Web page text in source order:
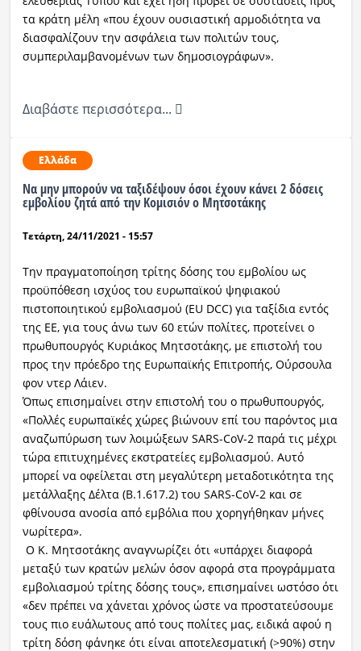
τα κράτη μέλη «που έχουν ουσιαστική αρμοδιότητα να
διασφαλίζουν την ασφάλεια των πολιτών τους,
συμπεριλαμβανομένων των δημοσιογράφων».
Διαβάστε περισσότερα...
Ελλάδα
Να μην μπορούν να ταξιδέψουν όσοι έχουν κάνει 2 δόσεις
εμβολίου ζητά από την Κομισιόν ο Μητσοτάκης
Τετάρτη, 24/11/2021 - 15:57
Την πραγματοποίηση τρίτης δόσης του εμβολίου ως
προϋπόθεση ισχύος του ευρωπαϊκού ψηφιακού
πιστοποιητικού εμβολιασμού (EU DCC) για ταξίδια εντός
της ΕΕ, για τους άνω των 60 ετών πολίτες, προτείνει ο
πρωθυπουργός Κυριάκος Μητσοτάκης, με επιστολή του
προς την πρόεδρο της Ευρωπαϊκής Επιτροπής, Ούρσουλα
φον ντερ Λάιεν.
Όπως επισημαίνει στην επιστολή του ο πρωθυπουργός,
«Πολλές ευρωπαϊκές χώρες βιώνουν επί του παρόντος μια
αναζωπύρωση των λοιμώξεων SARS-CoV-2 παρά τις μέχρι
τώρα επιτυχημένες εκστρατείες εμβολιασμού. Αυτό
μπορεί να οφείλεται στη μεγαλύτερη μεταδοτικότητα της
μετάλλαξης Δέλτα (B.1.617.2) του SARS-CoV-2 και σε
φθίνουσα ανοσία από εμβόλια που χορηγήθηκαν μήνες
νωρίτερα».
Ο Κ. Μητσοτάκης αναγνωρίζει ότι «υπάρχει διαφορά
μεταξύ των κρατών μελών όσον αφορά στα προγράμματα
εμβολιασμού τρίτης δόσης τους», επισημαίνει ωστόσο ότι
«δεν πρέπει να χάνεται χρόνος ώστε να προστατεύσουμε
τους πιο ευάλωτους από τους πολίτες μας, ειδικά αφού η
τρίτη δόση φάνηκε ότι είναι αποτελεσματική (>90%) στην